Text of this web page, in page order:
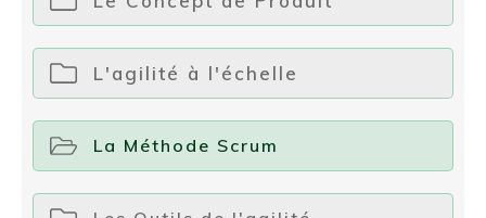
L'agilité à l'échelle
La Méthode Scrum